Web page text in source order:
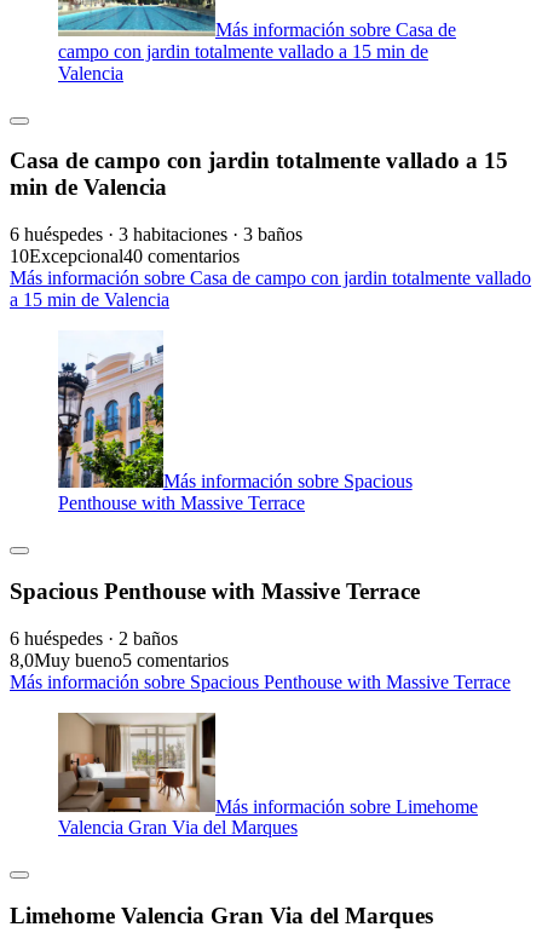
Más información sobre Casa de
campo con jardin totalmente vallado a 15 min de
Valencia
Casa de campo con jardin totalmente vallado a 15
min de Valencia
6 huéspedes · 3 habitaciones · 3 baños
10Excepcional40 comentarios
Más información sobre Casa de campo con jardin totalmente vallado
a 15 min de Valencia
Más información sobre Spacious
Penthouse with Massive Terrace
Spacious Penthouse with Massive Terrace
6 huéspedes · 2 baños
8,0Muy bueno5 comentarios
Más información sobre Spacious Penthouse with Massive Terrace
Más información sobre Limehome
Valencia Gran Via del Marques
Limehome Valencia Gran Via del Marques